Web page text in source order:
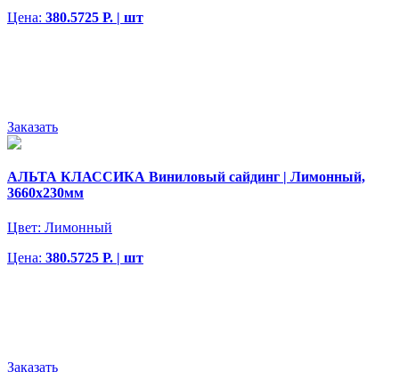
Цена: 380.5725 Р. | шт
Заказать
АЛЬТА КЛАССИКА Виниловый сайдинг | Лимонный,
3660х230мм
Цвет: Лимонный
Цена: 380.5725 Р. | шт
Заказать